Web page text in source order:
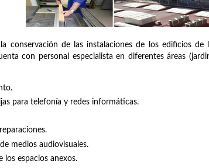
conservación de las instalaciones de los edificios de
con personal especialista en diferentes áreas
para telefonía y redes informáticas.
medios audiovisuales.
los espacios anexos.